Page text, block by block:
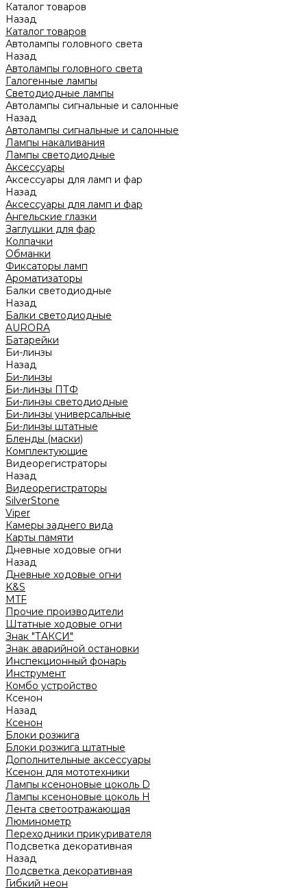
Каталог товаров
Назад
Каталог товаров
Автолампы головного света
Назад
Автолампы головного света
Галогенные лампы
Светодиодные лампы
Автолампы сигнальные и салонные
Назад
Автолампы сигнальные и салонные
Лампы накаливания
Лампы светодиодные
Аксессуары
Аксессуары для ламп и фар
Назад
Аксессуары для ламп и фар
Ангельские глазки
Заглушки для фар
Колпачки
Обманки
Фиксаторы ламп
Ароматизаторы
Балки светодиодные
Назад
Балки светодиодные
AURORA
Батарейки
Би-линзы
Назад
Би-линзы
Би-линзы ПТФ
Би-линзы светодиодные
Би-линзы универсальные
Би-линзы штатные
Бленды (маски)
Комплектующие
Видеорегистраторы
Назад
Видеорегистраторы
SilverStone
Viper
Камеры заднего вида
Карты памяти
Дневные ходовые огни
Назад
Дневные ходовые огни
K&S
MTF
Прочие производители
Штатные ходовые огни
Знак "ТАКСИ"
Знак аварийной остановки
Инспекционный фонарь
Инструмент
Комбо устройство
Ксенон
Назад
Ксенон
Блоки розжига
Блоки розжига штатные
Дополнительные аксессуары
Ксенон для мототехники
Лампы ксеноновые цоколь D
Лампы ксеноновые цоколь H
Лента светоотражающая
Люминометр
Переходники прикуривателя
Подсветка декоративная
Назад
Подсветка декоративная
Гибкий неон